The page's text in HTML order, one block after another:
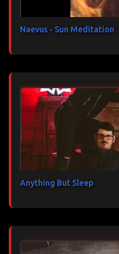
e
sNaevus - Sun Meditation
Anything But Sleep